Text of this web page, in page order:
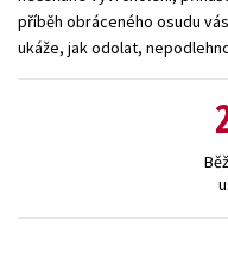
příběh obráceného osudu
ukáže, jak odolat,